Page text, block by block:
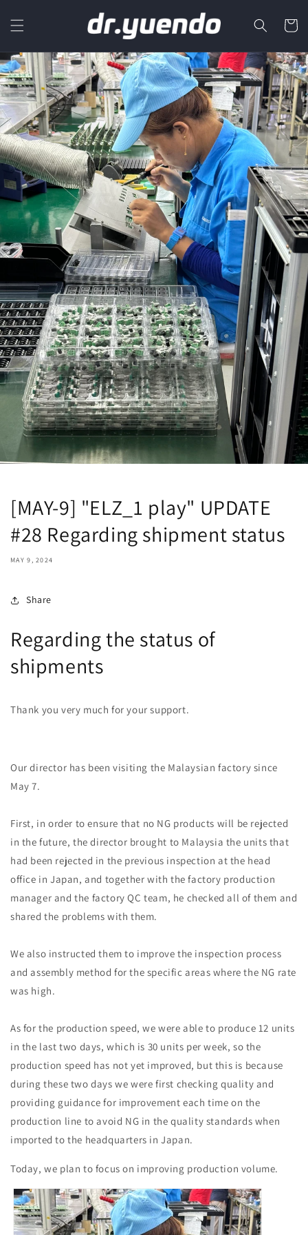
content
Cart
[MAY-9] "ELZ_1 play" UPDATE
#28 Regarding shipment status
MAY 9, 2024
Share
Regarding the status of
shipments
Thank you very much for your support.
Our director has been visiting the Malaysian factory since
May 7.
First, in order to ensure that no NG products will be rejected
in the future, the director brought to Malaysia the units that
had been rejected in the previous inspection at the head
office in Japan, and together with the factory production
manager and the factory QC team, he checked all of them and
shared the problems with them.
We also instructed them to improve the inspection process
and assembly method for the specific areas where the NG rate
was high.
As for the production speed, we were able to produce 12 units
in the last two days, which is 30 units per week, so the
production speed has not yet improved, but this is because
during these two days we were first checking quality and
providing guidance for improvement each time on the
production line to avoid NG in the quality standards when
imported to the headquarters in Japan.
Today, we plan to focus on improving production volume.